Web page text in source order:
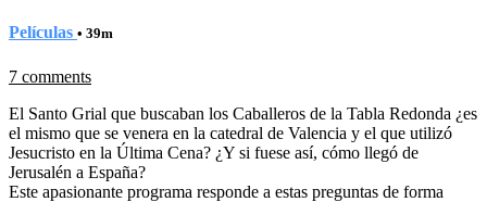
Películas • 39m
7 comments
El Santo Grial que buscaban los Caballeros de la Tabla Redonda ¿es
el mismo que se venera en la catedral de Valencia y el que utilizó
Jesucristo en la Última Cena? ¿Y si fuese así, cómo llegó de
Jerusalén a España?
Este apasionante programa responde a estas preguntas de forma